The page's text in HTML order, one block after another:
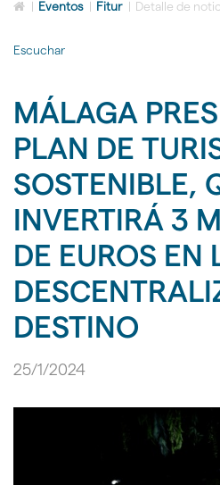
Icono
para
la
página
de
inicio
| Eventos | Fitur | Detalle de
Escuchar
MÁLAGA
PLAN DE
SOSTENIBLE,
INVERTIRÁ 3
DE EUROS EN
DESTINO
25/1/2024